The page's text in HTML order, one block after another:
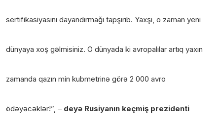
sertifikasiyasını dayandırmağı tapşırıb. Yaxşı, o zaman yeni
dünyaya xoş gəlmisiniz. O dünyada ki avropalılar artıq yaxın
zamanda qazın min kubmetrinə görə 2 000 avro
ödəyəcəklər!”, – deyə Rusiyanın keçmiş prezidenti